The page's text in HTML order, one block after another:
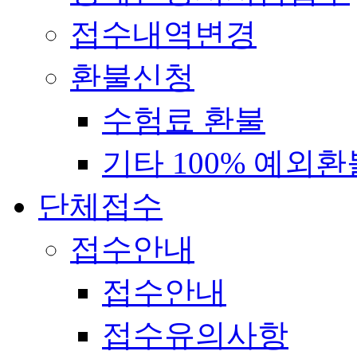
접수내역변경
환불신청
수험료 환불
기타 100% 예외환
단체접수
접수안내
접수안내
접수유의사항